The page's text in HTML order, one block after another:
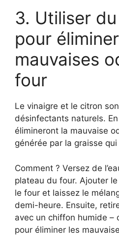
3. Utiliser
pour
mauvaises
four
Le vinaigre et le citron
désinfectants naturels.
élimineront la mauvaise
générée par la graisse
Comment ? Versez de
plateau du four. Ajouter le
le four et laissez le
demi-heure. Ensuite,
avec un chiffon humide –
pour éliminer les